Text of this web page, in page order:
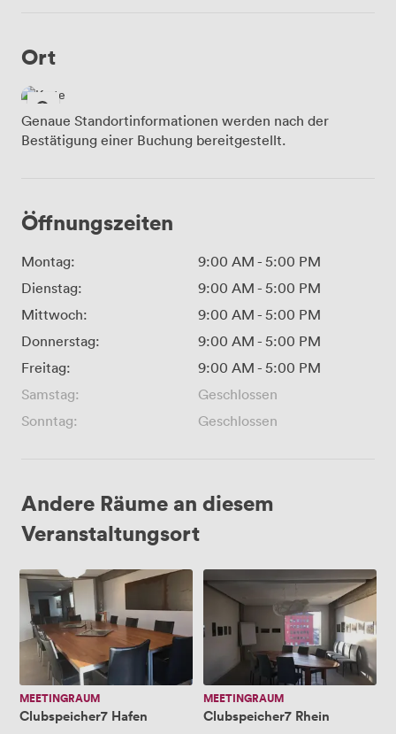
Ort
Genaue Standortinformationen werden nach der
Bestätigung einer Buchung bereitgestellt.
Öffnungszeiten
Montag: 9:00 AM - 5:00 PM
Dienstag:
9:00 AM - 5:00 PM
Mittwoch:
9:00 AM - 5:00 PM
Donnerstag:
9:00 AM - 5:00 PM
Freitag:
9:00 AM - 5:00 PM
Samstag:
Geschlossen
Sonntag:
Geschlossen
Andere Räume an diesem
Veranstaltungsort
Clubspeicher7
Hafen
MEETINGRAUM
Clubspeicher7 Hafen
Clubspeicher7
Rhein
MEETINGRAUM
Clubspeicher7 Rhein